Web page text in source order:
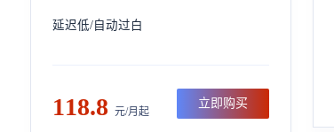
延迟低/自动过白
118.8 元/月起
立即购买